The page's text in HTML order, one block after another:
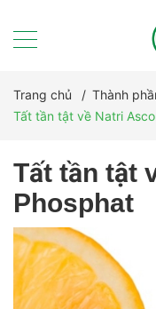
Trang chủ / Thành
Tất tần tật về Natri
Tất tần tật
Phosphat